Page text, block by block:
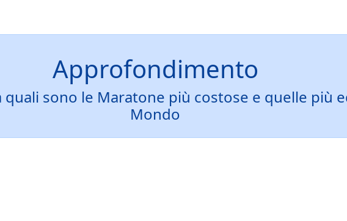
Approfondimento
sono le Maratone più costose e quelle più
Mondo